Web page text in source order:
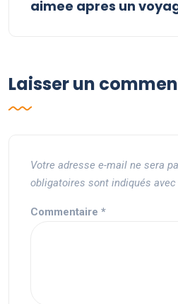
aimee apres un
Laisser un
Votre adresse e-mail ne sera
obligatoires sont indiqués avec
Commentaire *